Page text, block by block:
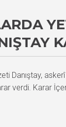
Danıştay,
verdi. Karar